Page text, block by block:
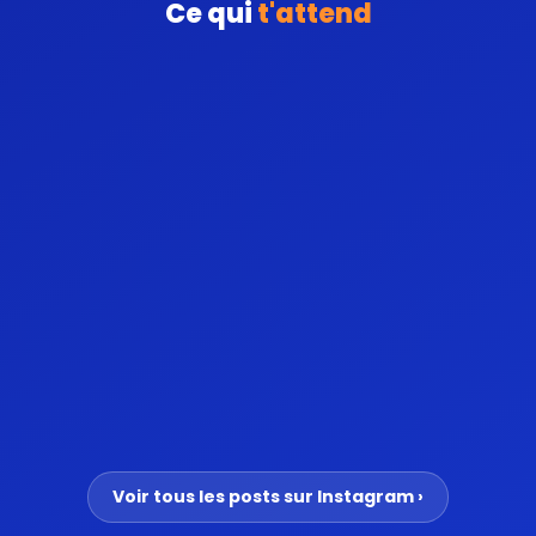
Ce quit'attend
Voir tous les posts sur Instagram ›